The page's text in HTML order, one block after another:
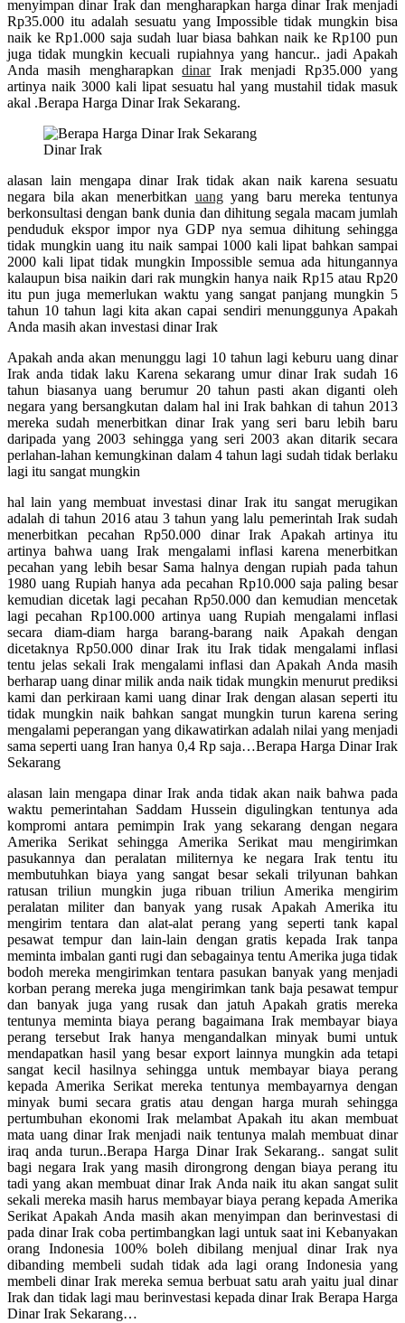
menyimpan dinar Irak dan mengharapkan harga dinar Irak menjadi
Rp35.000 itu adalah sesuatu yang Impossible tidak mungkin bisa
naik ke Rp1.000 saja sudah luar biasa bahkan naik ke Rp100 pun
juga tidak mungkin kecuali rupiahnya yang hancur.. jadi Apakah
Anda masih mengharapkandinarIrak menjadi Rp35.000 yang
artinya naik 3000 kali lipat sesuatu hal yang mustahil tidak masuk
akal .Berapa Harga Dinar Irak Sekarang.
Dinar Irak
alasan lain mengapa dinar Irak tidak akan naik karena sesuatu
negara bila akan menerbitkan uangyang baru mereka tentunya
berkonsultasi dengan bank dunia dan dihitung segala macam jumlah
penduduk ekspor impor nya GDP nya semua dihitung sehingga
tidak mungkin uang itu naik sampai 1000 kali lipat bahkan sampai
2000 kali lipat tidak mungkin Impossible semua ada hitungannya
kalaupun bisa naikin dari rak mungkin hanya naik Rp15 atau Rp20
itu pun juga memerlukan waktu yang sangat panjang mungkin 5
tahun 10 tahun lagi kita akan capai sendiri menunggunya Apakah
Anda masih akan investasi dinar Irak
Apakah anda akan menunggu lagi 10 tahun lagi keburu uang dinar
Irak anda tidak laku Karena sekarang umur dinar Irak sudah 16
tahun biasanya uang berumur 20 tahun pasti akan diganti oleh
negara yang bersangkutan dalam hal ini Irak bahkan di tahun 2013
mereka sudah menerbitkan dinar Irak yang seri baru lebih baru
daripada yang 2003 sehingga yang seri 2003 akan ditarik secara
perlahan-lahan kemungkinan dalam 4 tahun lagi sudah tidak berlaku
lagi itu sangat mungkin
hal lain yang membuat investasi dinar Irak itu sangat merugikan
adalah di tahun 2016 atau 3 tahun yang lalu pemerintah Irak sudah
menerbitkan pecahan Rp50.000 dinar Irak Apakah artinya itu
artinya bahwa uang Irak mengalami inflasi karena menerbitkan
pecahan yang lebih besar Sama halnya dengan rupiah pada tahun
1980 uang Rupiah hanya ada pecahan Rp10.000 saja paling besar
kemudian dicetak lagi pecahan Rp50.000 dan kemudian mencetak
lagi pecahan Rp100.000 artinya uang Rupiah mengalami inflasi
secara diam-diam harga barang-barang naik Apakah dengan
dicetaknya Rp50.000 dinar Irak itu Irak tidak mengalami inflasi
tentu jelas sekali Irak mengalami inflasi dan Apakah Anda masih
berharap uang dinar milik anda naik tidak mungkin menurut prediksi
kami dan perkiraan kami uang dinar Irak dengan alasan seperti itu
tidak mungkin naik bahkan sangat mungkin turun karena sering
mengalami peperangan yang dikawatirkan adalah nilai yang menjadi
sama seperti uang Iran hanya 0,4 Rp saja…Berapa Harga Dinar Irak
Sekarang
alasan lain mengapa dinar Irak anda tidak akan naik bahwa pada
waktu pemerintahan Saddam Hussein digulingkan tentunya ada
kompromi antara pemimpin Irak yang sekarang dengan negara
Amerika Serikat sehingga Amerika Serikat mau mengirimkan
pasukannya dan peralatan militernya ke negara Irak tentu itu
membutuhkan biaya yang sangat besar sekali trilyunan bahkan
ratusan triliun mungkin juga ribuan triliun Amerika mengirim
peralatan militer dan banyak yang rusak Apakah Amerika itu
mengirim tentara dan alat-alat perang yang seperti tank kapal
pesawat tempur dan lain-lain dengan gratis kepada Irak tanpa
meminta imbalan ganti rugi dan sebagainya tentu Amerika juga tidak
bodoh mereka mengirimkan tentara pasukan banyak yang menjadi
korban perang mereka juga mengirimkan tank baja pesawat tempur
dan banyak juga yang rusak dan jatuh Apakah gratis mereka
tentunya meminta biaya perang bagaimana Irak membayar biaya
perang tersebut Irak hanya mengandalkan minyak bumi untuk
mendapatkan hasil yang besar export lainnya mungkin ada tetapi
sangat kecil hasilnya sehingga untuk membayar biaya perang
kepada Amerika Serikat mereka tentunya membayarnya dengan
minyak bumi secara gratis atau dengan harga murah sehingga
pertumbuhan ekonomi Irak melambat Apakah itu akan membuat
mata uang dinar Irak menjadi naik tentunya malah membuat dinar
iraq anda turun..Berapa Harga Dinar Irak Sekarang.. sangat sulit
bagi negara Irak yang masih dirongrong dengan biaya perang itu
tadi yang akan membuat dinar Irak Anda naik itu akan sangat sulit
sekali mereka masih harus membayar biaya perang kepada Amerika
Serikat Apakah Anda masih akan menyimpan dan berinvestasi di
pada dinar Irak coba pertimbangkan lagi untuk saat ini Kebanyakan
orang Indonesia 100% boleh dibilang menjual dinar Irak nya
dibanding membeli sudah tidak ada lagi orang Indonesia yang
membeli dinar Irak mereka semua berbuat satu arah yaitu jual dinar
Irak dan tidak lagi mau berinvestasi kepada dinar Irak Berapa Harga
Dinar Irak Sekarang…